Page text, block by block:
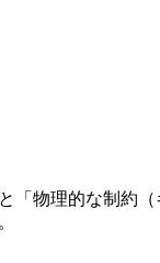
「物理的な制約